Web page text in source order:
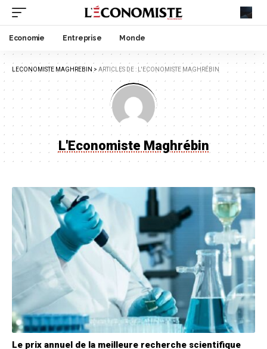
Economie Entreprise Monde
LECONOMISTE MAGHREBIN > ARTICLES DE : L'ECONOMISTE MAGHRÉBIN
L'Economiste Maghrébin
Le prix annuel de la meilleure recherche scientifique